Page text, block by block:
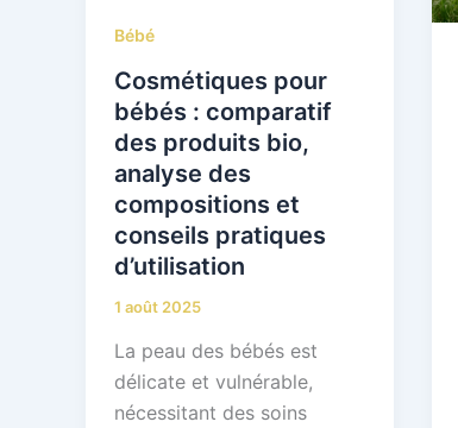
Bébé
Cosmétiques pour
bébés : comparatif
des produits bio,
analyse des
compositions et
conseils pratiques
d’utilisation
1 août 2025
La peau des bébés est
délicate et vulnérable,
nécessitant des soins